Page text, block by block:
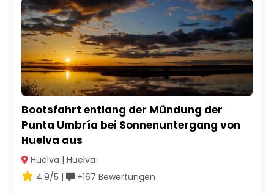
Bootsfahrt entlang der Mündung der
Punta Umbría bei Sonnenuntergang von
Huelva aus
Huelva | Huelva
4.9/5 |
+167 Bewertungen